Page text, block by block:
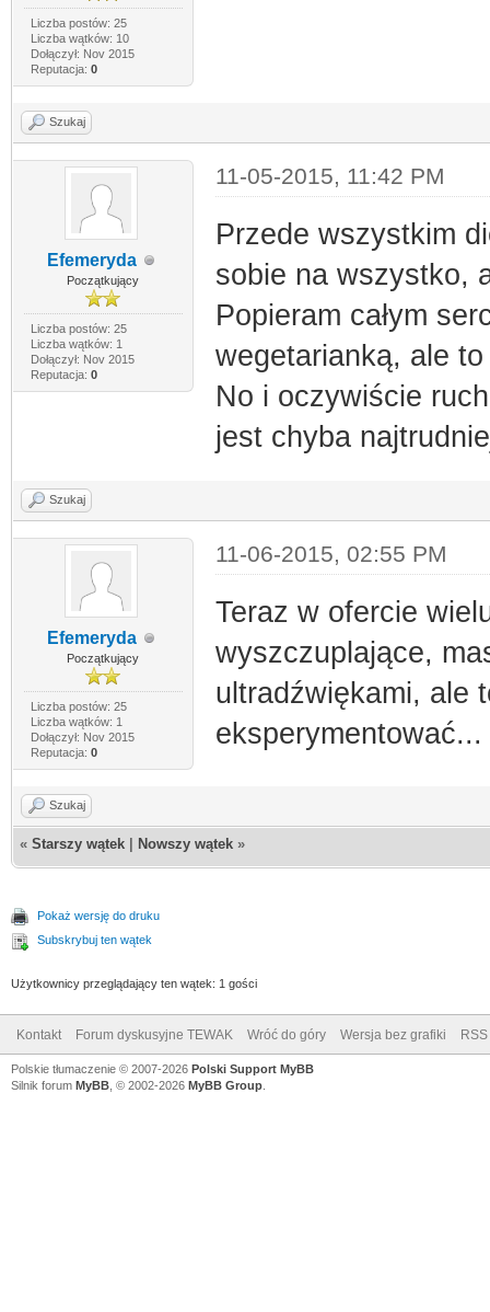
Liczba postów: 25
Liczba wątków: 10
Dołączył: Nov 2015
Reputacja: 0
Szukaj
Efemeryda
Początkujący
Liczba postów: 25
Liczba wątków: 1
Dołączył: Nov 2015
Reputacja: 0
11-05-2015, 11:42 PM
Przede wszystkim
sobie na wszystko,
Popieram całym
wegetarianką, ale
No i oczywiście
jest chyba
Szukaj
Efemeryda
Początkujący
Liczba postów: 25
Liczba wątków: 1
Dołączył: Nov 2015
Reputacja: 0
11-06-2015, 02:55 PM
Teraz w ofercie
wyszczuplające,
ultradźwiękami, ale
eksperymentować...
Szukaj
« Starszy wątek Nowszy wątek »
Pokaż wersję do druku
Subskrybuj ten wątek
Użytkownicy przeglądający ten wątek: 1 gości
Kontakt Forum dyskusyjne TEWAK Wróć do góry Wersja bez grafiki RSS
Polskie tłumaczenie © 2007-2026 Polski Support MyBB
Silnik forum MyBB , © 2002-2026 MyBB Group